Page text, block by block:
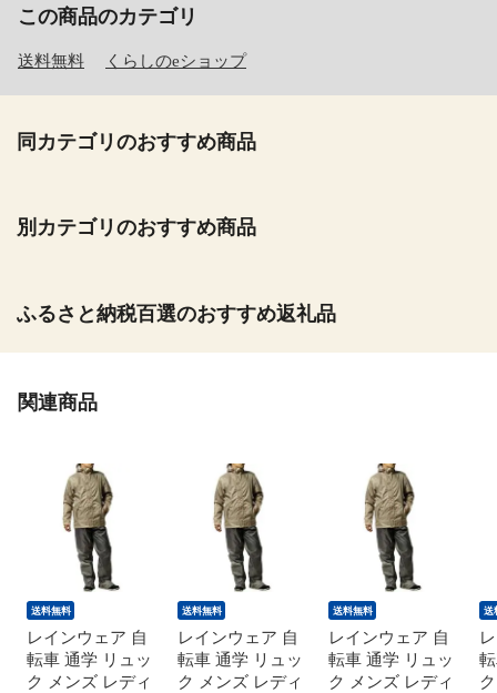
この商品のカテゴリ
送料無料 くらしのeショップ
同カテゴリのおすすめ商品
別カテゴリのおすすめ商品
ふるさと納税百選のおすすめ返礼品
関連商品
送料無料
レインウェア 自
転車 通学 リュッ
ク メンズ レディ
送料無料
レインウェア 自
転車 通学 リュッ
ク メンズ レディ
送料無料
レインウェア 自
転車 通学 リュッ
ク メンズ レディ
送